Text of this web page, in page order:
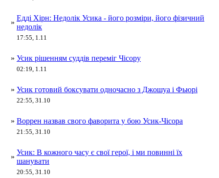
»
Едді Хірн: Недолік Усика - його розміри, його фізичний
недолік
17:55, 1.11
» Усик рішенням суддів переміг Чісору
02:19, 1.11
» Усик готовий боксувати одночасно з Джошуа і Фьюрі
22:55, 31.10
» Воррен назвав свого фаворита у бою Усик-Чісора
21:55, 31.10
»
Усик: В кожного часу є свої герої, і ми повинні їх
шанувати
20:55, 31.10